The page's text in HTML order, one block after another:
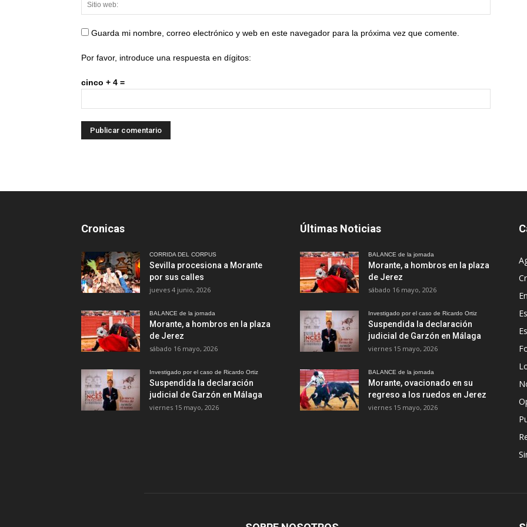
Guarda mi nombre, correo electrónico y web en este navegador para la próxima vez que comente.
Por favor, introduce una respuesta en dígitos:
cinco + 4 =
Cronicas
CORRIDA DEL CORPUS
Sevilla procesiona a Morante
por sus calles
jueves 4 junio, 2026
BALANCE de la jornada
Morante, a hombros en la plaza
de Jerez
sábado 16 mayo, 2026
Investigado por el caso de Ricardo Ortiz
Suspendida la declaración
judicial de Garzón en Málaga
viernes 15 mayo, 2026
Últimas Noticias
BALANCE de la jornada
Morante, a hombros en la plaza
de Jerez
sábado 16 mayo, 2026
Investigado por el caso de Ricardo Ortiz
Suspendida la declaración
judicial de Garzón en Málaga
viernes 15 mayo, 2026
BALANCE de la jornada
Morante, ovacionado en su
regreso a los ruedos en Jerez
viernes 15 mayo, 2026